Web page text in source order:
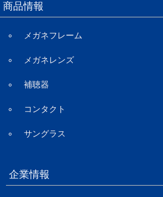
商品情報
メガネフレーム
メガネレンズ
補聴器
コンタクト
サングラス
企業情報